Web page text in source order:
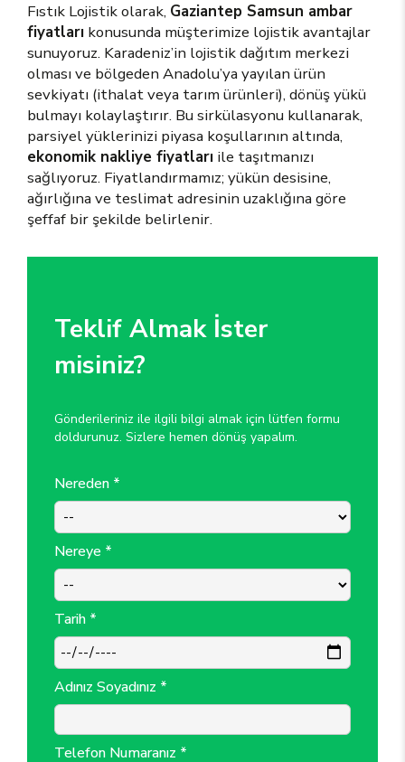
Fıstık Lojistik olarak, Gaziantep Samsun ambar
fiyatları konusunda müşterimize lojistik avantajlar
sunuyoruz. Karadeniz’in lojistik dağıtım merkezi
olması ve bölgeden Anadolu’ya yayılan ürün
sevkiyatı (ithalat veya tarım ürünleri), dönüş yükü
bulmayı kolaylaştırır. Bu sirkülasyonu kullanarak,
parsiyel yüklerinizi piyasa koşullarının altında,
ekonomik nakliye fiyatları ile taşıtmanızı
sağlıyoruz. Fiyatlandırmamız; yükün desisine,
ağırlığına ve teslimat adresinin uzaklığına göre
şeffaf bir şekilde belirlenir.
Teklif Almak İster
misiniz?
Gönderileriniz ile ilgili bilgi almak için lütfen formu
doldurunuz. Sizlere hemen dönüş yapalım.
Nereden *
Nereye *
Tarih *
Adınız Soyadınız *
Telefon Numaranız *